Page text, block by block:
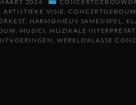
2024
ARTISTIEKE VISIE
HARMONIEUS SAMENSPEL
MUSICI MUZIKALE
WERELDKLASSE